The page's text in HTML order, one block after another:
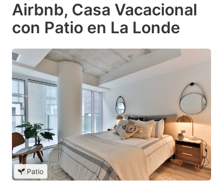
Airbnb, Casa Vacacional
con Patio en La Londe
Patio